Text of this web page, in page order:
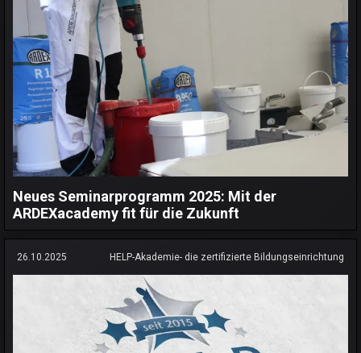
Neues Seminarprogramm 2025: Mit der
ARDEXacademy fit für die Zukunft
26.10.2025 HELP-Akademie- die zertifizierte Bildungseinrichtung